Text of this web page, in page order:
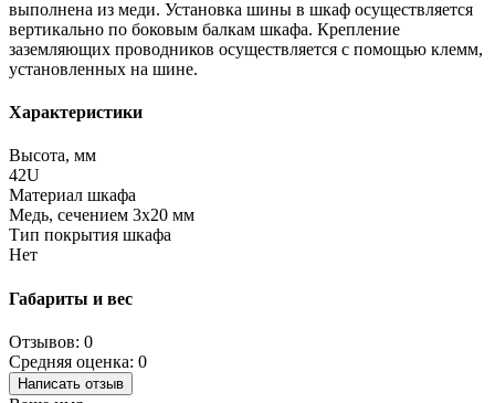
выполнена из меди. Установка шины в шкаф осуществляется
вертикально по боковым балкам шкафа. Крепление
заземляющих проводников осуществляется с помощью клемм,
установленных на шине.
Характеристики
Высота, мм
42U
Материал шкафа
Медь, сечением 3х20 мм
Тип покрытия шкафа
Нет
Габариты и вес
Отзывов: 0
Средняя оценка: 0
Написать отзыв